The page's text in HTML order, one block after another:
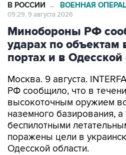
В РОССИИ → ВОЕННАЯ
09:29, 9 августа 2026
Минобороны РФ
ударах по объектам
портах и в Одесской
Москва. 9 августа.
РФ сообщило, что в
высокоточным оружием
наземного базирования,
беспилотными
поражены цели в
Одесской области.